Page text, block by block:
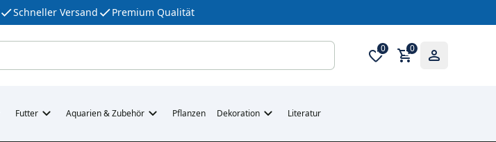
Schneller Versand Premium Qualität
0 0
Futter Aquarien & Zubehör Pflanzen Dekoration Literatur